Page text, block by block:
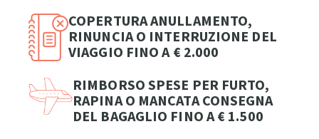
COPERTURA ANULLAMENTO,
RINUNCIA O INTERRUZIONE DEL
VIAGGIO FINO A € 2.000
RIMBORSO SPESE PER FURTO,
RAPINA O MANCATA CONSEGNA
DEL BAGAGLIO FINO A € 1.500